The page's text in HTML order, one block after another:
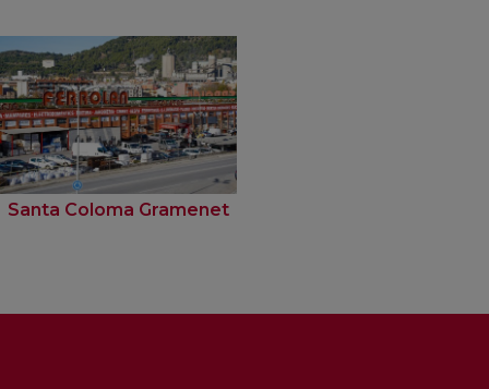
Santa Coloma Gramenet